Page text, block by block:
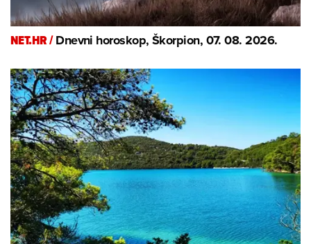
NET.HR /Dnevni horoskop, Škorpion, 07. 08. 2026.